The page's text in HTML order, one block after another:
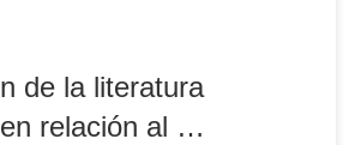
de la literatura
relación al …